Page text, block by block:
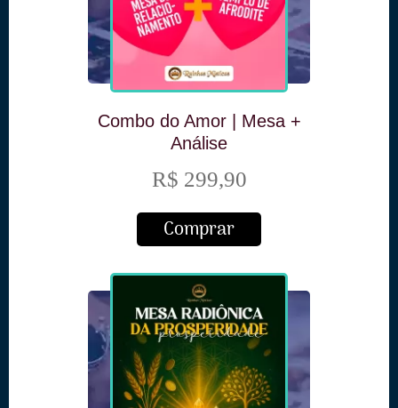
Combo do Amor | Mesa +
Análise
R$ 299,90
Comprar